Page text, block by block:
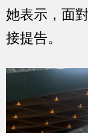
她表示，面
接提告。